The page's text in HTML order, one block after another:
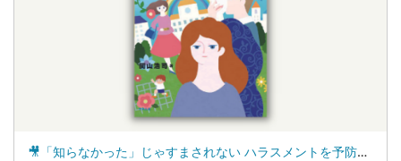
🎥「知らなかった」じゃすまされない ハラスメントを予防・解決する保育の職場づくり